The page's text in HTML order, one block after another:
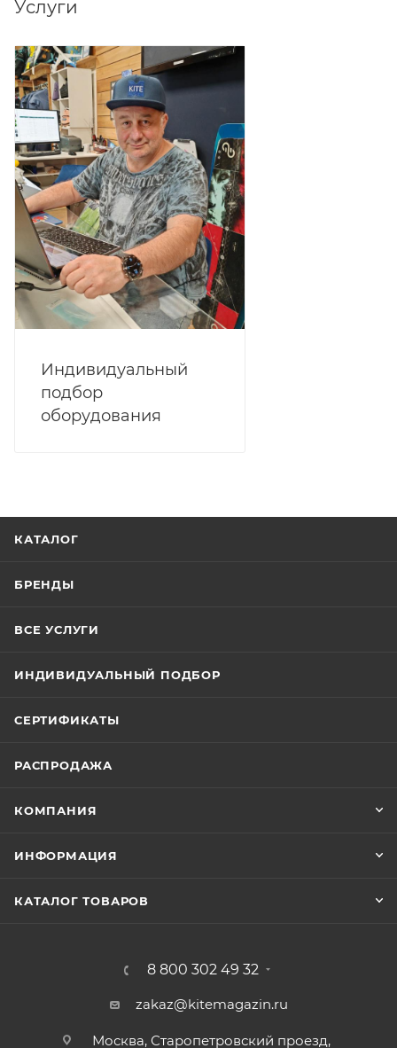
Услуги
Индивидуальный
подбор
оборудования
КАТАЛОГ
БРЕНДЫ
ВСЕ УСЛУГИ
ИНДИВИДУАЛЬНЫЙ ПОДБОР
СЕРТИФИКАТЫ
РАСПРОДАЖА
КОМПАНИЯ
ИНФОРМАЦИЯ
КАТАЛОГ ТОВАРОВ
8 800 302 49 32
zakaz@kitemagazin.ru
Москва, Старопетровский проезд,